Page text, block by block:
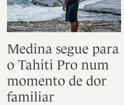
Medina segue para
o Tahiti Pro num
momento de dor
familiar